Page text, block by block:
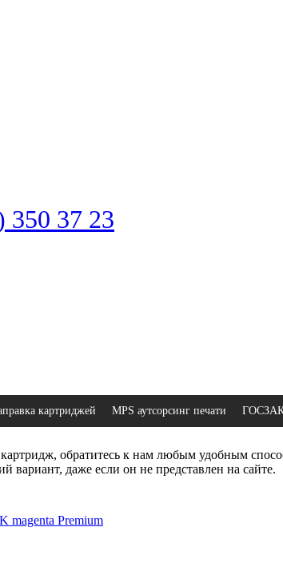
350 37 23
картриджей MPS аутсорсинг печати
обратитесь к нам любым удобным
вариант, даже если он не представлен на сайте.